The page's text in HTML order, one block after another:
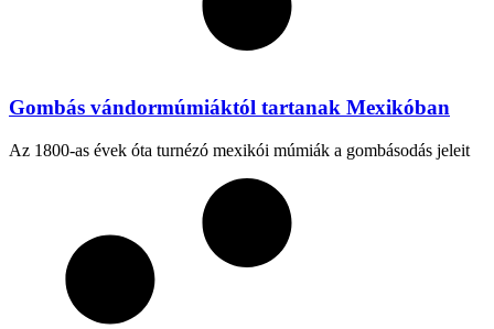
Gombás vándormúmiáktól tartanak Mexikóban
Az 1800-as évek óta turnézó mexikói múmiák a gombásodás jeleit